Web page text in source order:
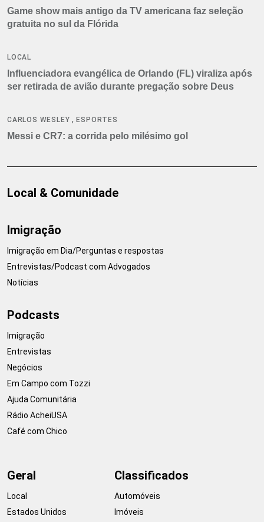
Game show mais antigo da TV americana faz seleção
gratuita no sul da Flórida
LOCAL
Influenciadora evangélica de Orlando (FL) viraliza após
ser retirada de avião durante pregação sobre Deus
CARLOS WESLEY ,ESPORTES
Messi e CR7: a corrida pelo milésimo gol
Local & Comunidade
Imigração
Imigração em Dia/Perguntas e respostas
Entrevistas/Podcast com Advogados
Notícias
Podcasts
Imigração
Entrevistas
Negócios
Em Campo com Tozzi
Ajuda Comunitária
Rádio AcheiUSA
Café com Chico
Geral
Local
Estados Unidos
Classificados
Automóveis
Imóveis